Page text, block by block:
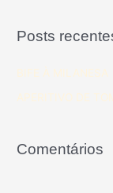
Posts
BIFE À MILANESA
APERITIVO DE
Comentários